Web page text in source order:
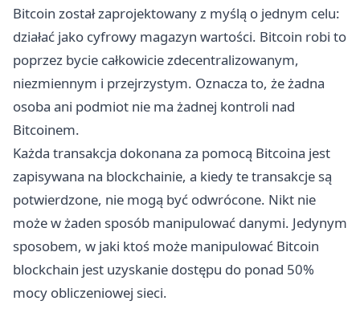
Bitcoin został zaprojektowany z myślą o jednym celu:
działać jako cyfrowy magazyn wartości. Bitcoin robi to
poprzez bycie całkowicie zdecentralizowanym,
niezmiennym i przejrzystym. Oznacza to, że żadna
osoba ani podmiot nie ma żadnej kontroli nad
Bitcoinem.
Każda transakcja dokonana za pomocą Bitcoina jest
zapisywana na blockchainie, a kiedy te transakcje są
potwierdzone, nie mogą być odwrócone. Nikt nie
może w żaden sposób manipulować danymi. Jedynym
sposobem, w jaki ktoś może manipulować Bitcoin
blockchain jest uzyskanie dostępu do ponad 50%
mocy obliczeniowej sieci.